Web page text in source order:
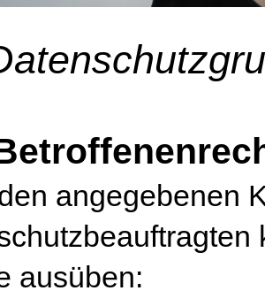
angegebenen
ausüben: